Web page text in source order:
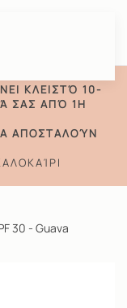
ΚΛΕΙΣΤΌ 10-
ΣΑΣ ΑΠΌ 1Η
ΑΠΟΣΤΑΛΟΎΝ
30 - Guava